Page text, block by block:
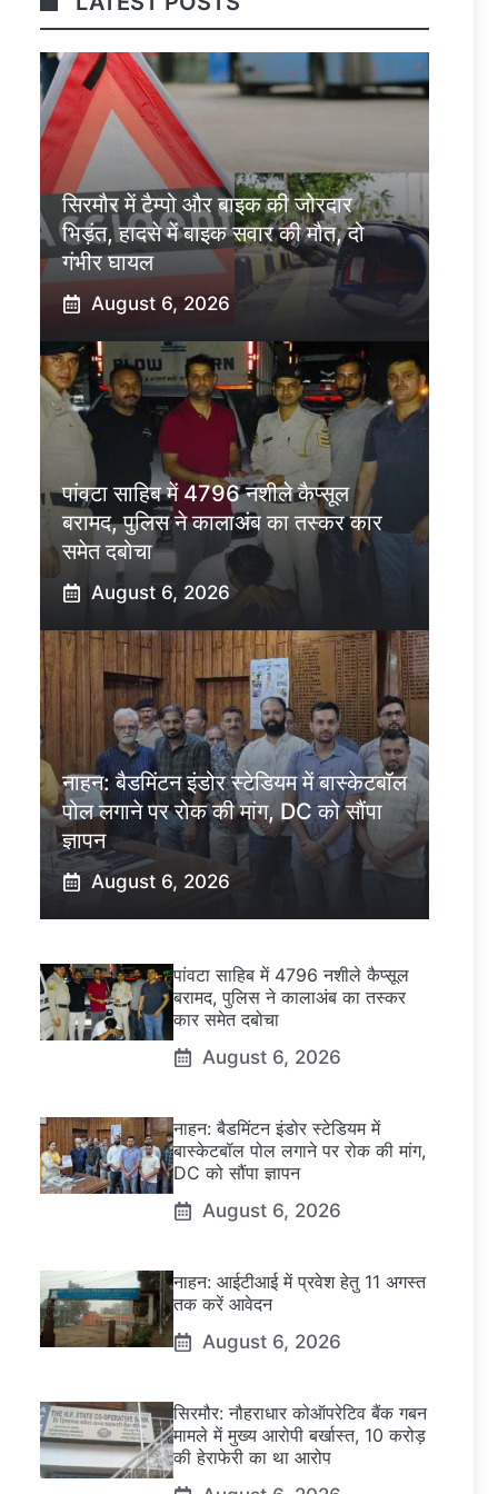
सिरमौर में टैम्पो और बाइक की जोरदार
भिड़ंत, हादसे में बाइक सवार की मौत, दो
गंभीर घायल
August 6, 2026
पांवटा साहिब में 4796 नशीले कैप्सूल
बरामद, पुलिस ने कालाअंब का तस्कर कार
समेत दबोचा
August 6, 2026
नाहन: बैडमिंटन इंडोर स्टेडियम में बास्केटबॉल
पोल लगाने पर रोक की मांग, DC को सौंपा
ज्ञापन
August 6, 2026
पांवटा साहिब में 4796 नशीले कैप्सूल
बरामद, पुलिस ने कालाअंब का तस्कर
कार समेत दबोचा
August 6, 2026
नाहन: बैडमिंटन इंडोर स्टेडियम में
बास्केटबॉल पोल लगाने पर रोक की मांग,
DC को सौंपा ज्ञापन
August 6, 2026
नाहन: आईटीआई में प्रवेश हेतु 11 अगस्त
तक करें आवेदन
August 6, 2026
सिरमौर: नौहराधार कोऑपरेटिव बैंक गबन
मामले में मुख्य आरोपी बर्खास्त, 10 करोड़
की हेराफेरी का था आरोप